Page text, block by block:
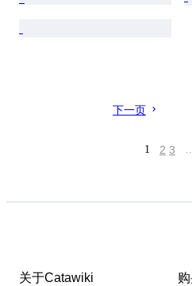
下一页
1 2 3
关于Catawiki